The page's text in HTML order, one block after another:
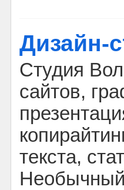
Дизайн-
Студия
сайтов,
текста,
Необычный